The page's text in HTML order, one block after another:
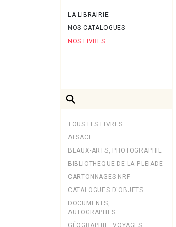
LA LIBRAIRIE
NOS CATALOGUES
NOS LIVRES
TOUS LES LIVRES
ALSACE
BEAUX-ARTS, PHOTOGRAPHIE
BIBLIOTHEQUE DE LA PLEIADE
CARTONNAGES NRF
CATALOGUES D'OBJETS
DOCUMENTS,
AUTOGRAPHES...
GÉOGRAPHIE, VOYAGES